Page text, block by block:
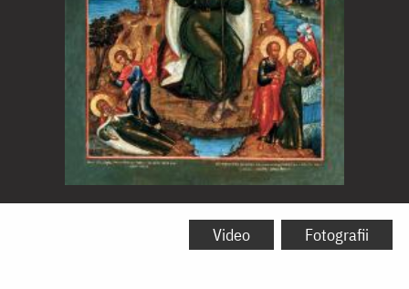
Sfântul
Video Fotografii